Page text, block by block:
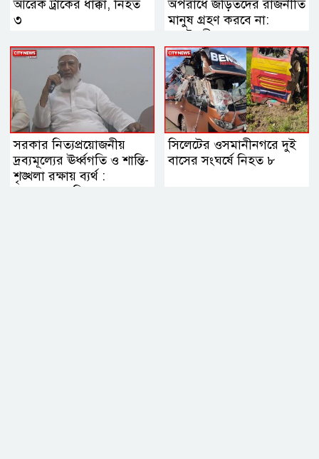
আরেক ট্রাকের ধাক্কা, নিহত
৩
অপরাধে জড়িতদের রাজনীতি
মানুষ গ্রহণ করবে না:
স্বরাষ্ট্রমন্ত্রী
সরকার নিত্যপ্রয়োজনীয়
দ্রব্যমূল্যের ঊর্ধ্বগতি ও শান্তি-
শৃঙ্খলা রক্ষায় ব্যর্থ :
জামায়াত আমির
সিলেটের ওসমানীনগরে দুই
বাসের সংঘর্ষে নিহত ৮